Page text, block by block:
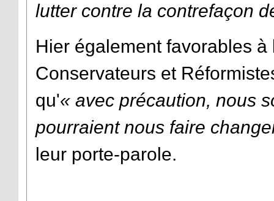
lutter contre la contrefaçon
Hier également favorables
Conservateurs et
qu'« avec précaution, nous
pourraient nous faire
leur porte-parole.